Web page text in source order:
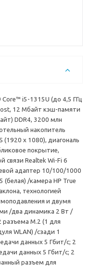
i5-1315U (до 4,5 ГГц
12 Мбайт кэш-памяти
DDR4, 3200 млн
накопитель
(1920 x 1080), диагональ
покрытие,
связи Realtek Wi-Fi 6
адаптер 10/100/1000
(белая) /камера HP True
технологией
и двумя
/два динамика 2 Вт /
M.2 (1 для
WLAN) /сзади 1
данных 5 Гбит/с; 2
данных 5 Гбит/с; 2
разъем для